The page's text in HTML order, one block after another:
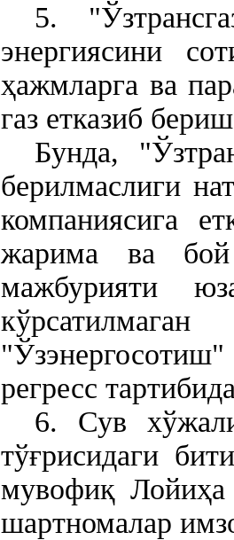
5.
энергиясини
ҳажмларга ва
газ етказиб
Бунда,
берилмаслиги
компаниясига
жарима ва бой
мажбурияти
"Ўзэнергосотиш"
регресс
6. Сув
тўғрисидаги
мувофиқ Лойиҳ
шартномалар